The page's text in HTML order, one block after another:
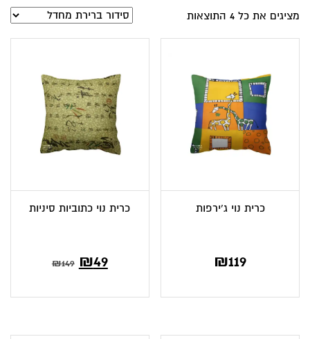
מציגים את כל ⁦4⁩ התוצאות
כרית נוי ג’ירפות
₪119
כרית נוי כתוביות סיניות
₪149 המחיר
₪49המחיר